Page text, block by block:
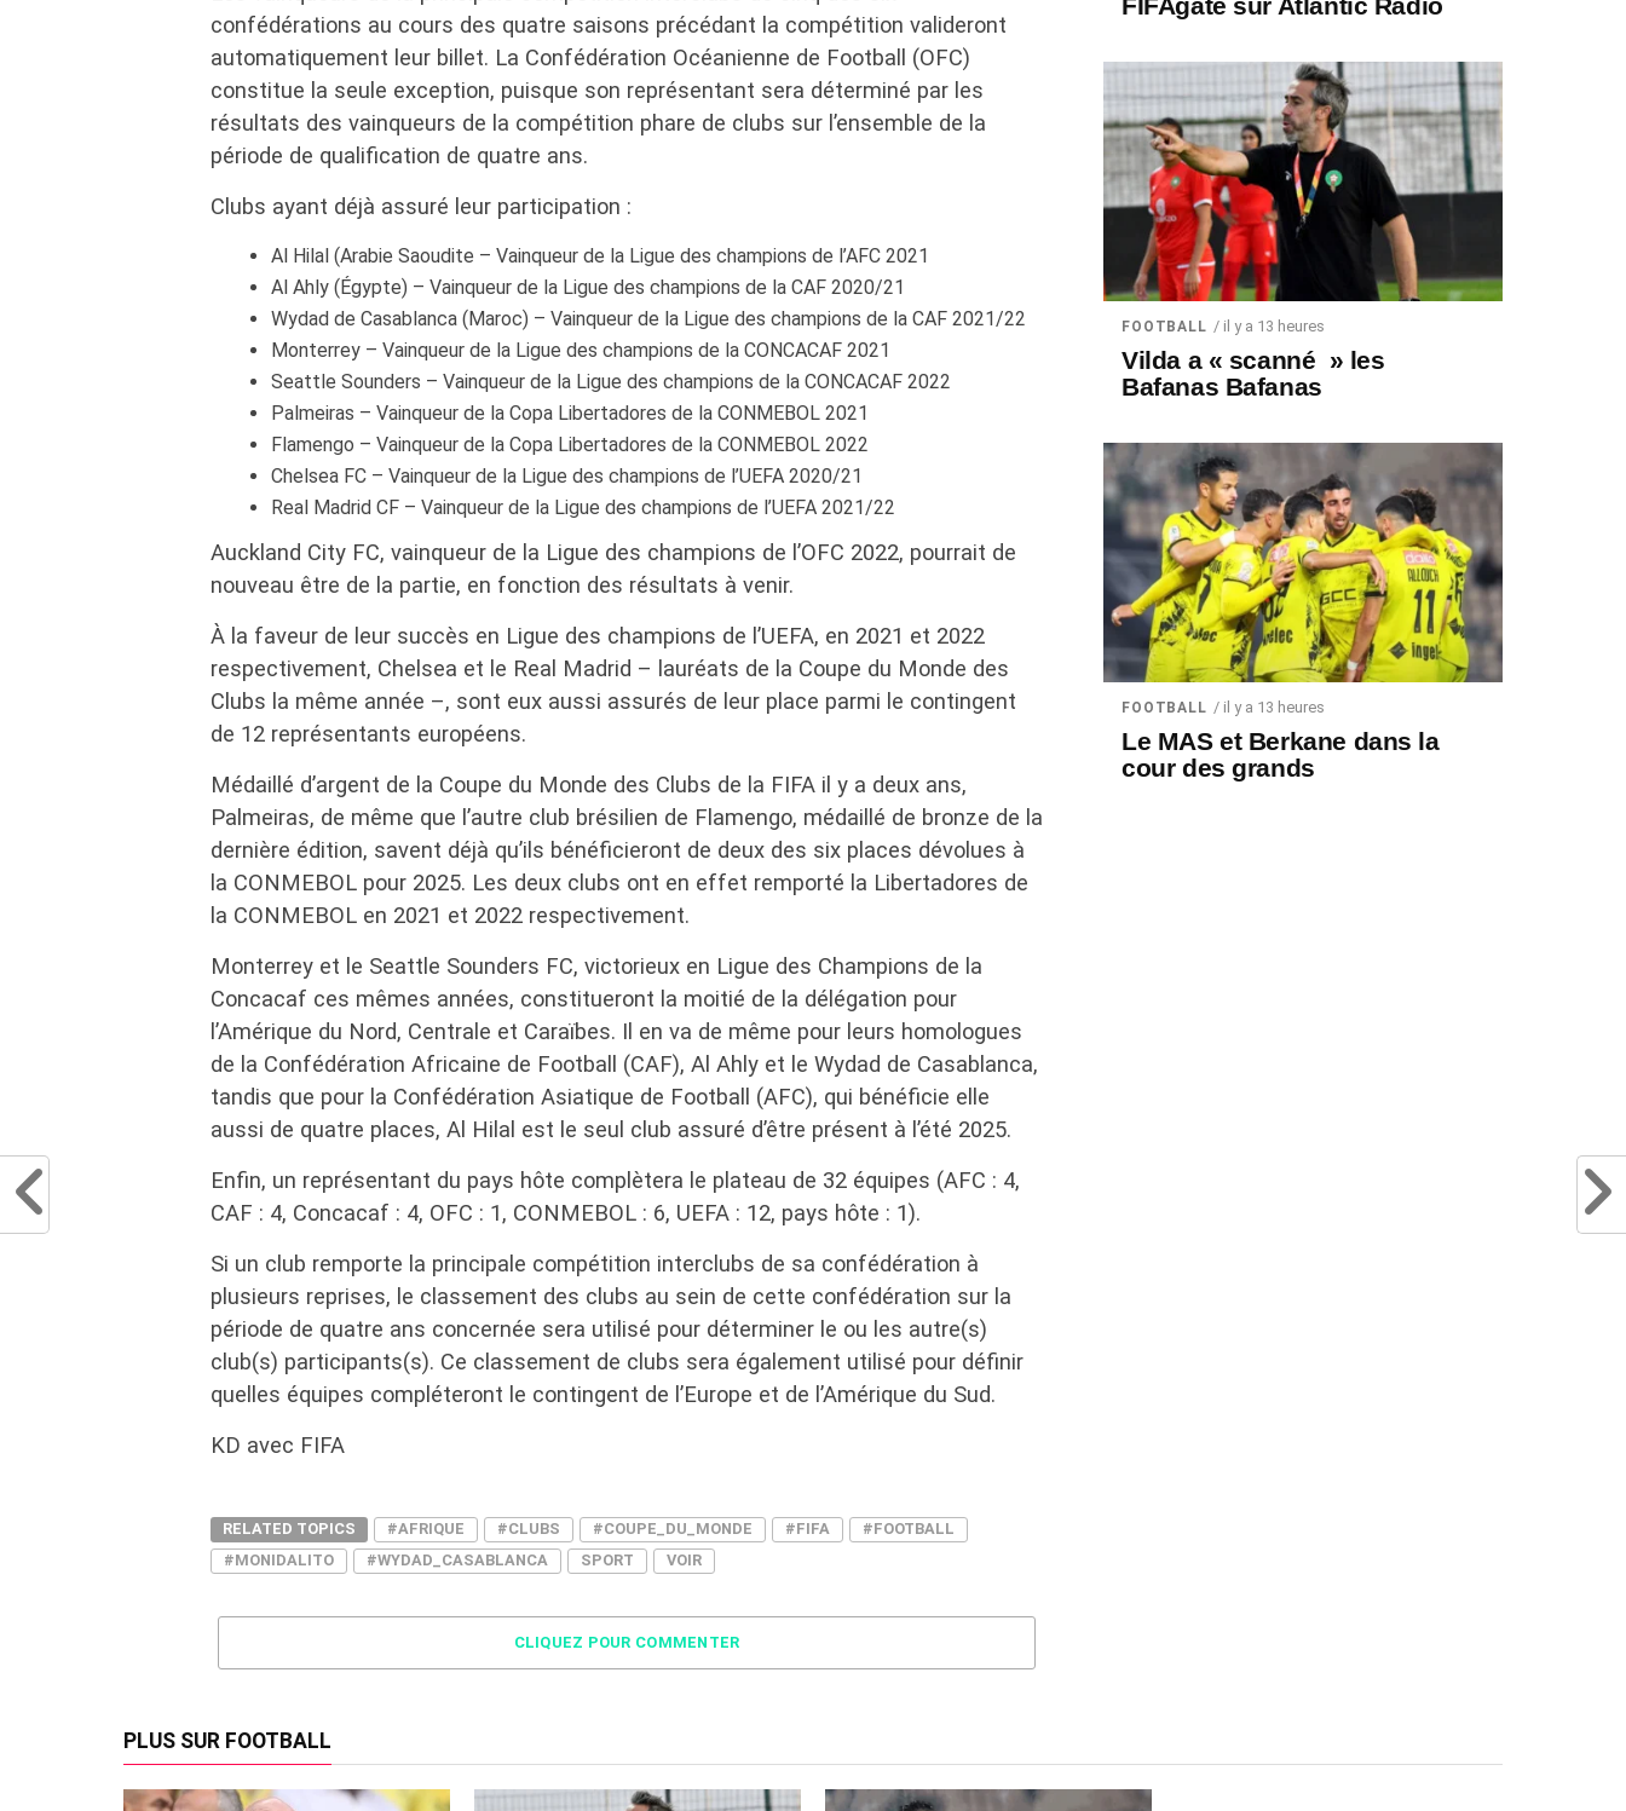
confédérations au cours des quatre saisons précédant la compétition valideront
automatiquement leur billet. La Confédération Océanienne de Football (OFC)
constitue la seule exception, puisque son représentant sera déterminé par les
résultats des vainqueurs de la compétition phare de clubs sur l’ensemble de la
période de qualification de quatre ans.
Clubs ayant déjà assuré leur participation :
Al Hilal (Arabie Saoudite – Vainqueur de la Ligue des champions de l’AFC 2021
Al Ahly (Égypte) – Vainqueur de la Ligue des champions de la CAF 2020/21
Wydad de Casablanca (Maroc) – Vainqueur de la Ligue des champions de la CAF 2021/22
Monterrey – Vainqueur de la Ligue des champions de la CONCACAF 2021
Seattle Sounders – Vainqueur de la Ligue des champions de la CONCACAF 2022
Palmeiras – Vainqueur de la Copa Libertadores de la CONMEBOL 2021
Flamengo – Vainqueur de la Copa Libertadores de la CONMEBOL 2022
Chelsea FC – Vainqueur de la Ligue des champions de l’UEFA 2020/21
Real Madrid CF – Vainqueur de la Ligue des champions de l’UEFA 2021/22
Auckland City FC, vainqueur de la Ligue des champions de l’OFC 2022, pourrait de
nouveau être de la partie, en fonction des résultats à venir.
À la faveur de leur succès en Ligue des champions de l’UEFA, en 2021 et 2022
respectivement, Chelsea et le Real Madrid – lauréats de la Coupe du Monde des
Clubs la même année –, sont eux aussi assurés de leur place parmi le contingent
de 12 représentants européens.
Médaillé d’argent de la Coupe du Monde des Clubs de la FIFA il y a deux ans,
Palmeiras, de même que l’autre club brésilien de Flamengo, médaillé de bronze de la
dernière édition, savent déjà qu’ils bénéficieront de deux des six places dévolues à
la CONMEBOL pour 2025. Les deux clubs ont en effet remporté la Libertadores de
la CONMEBOL en 2021 et 2022 respectivement.
Monterrey et le Seattle Sounders FC, victorieux en Ligue des Champions de la
Concacaf ces mêmes années, constitueront la moitié de la délégation pour
l’Amérique du Nord, Centrale et Caraïbes. Il en va de même pour leurs homologues
de la Confédération Africaine de Football (CAF), Al Ahly et le Wydad de Casablanca,
tandis que pour la Confédération Asiatique de Football (AFC), qui bénéficie elle
aussi de quatre places, Al Hilal est le seul club assuré d’être présent à l’été 2025.
Enfin, un représentant du pays hôte complètera le plateau de 32 équipes (AFC : 4,
CAF : 4, Concacaf : 4, OFC : 1, CONMEBOL : 6, UEFA : 12, pays hôte : 1).
Si un club remporte la principale compétition interclubs de sa confédération à
plusieurs reprises, le classement des clubs au sein de cette confédération sur la
période de quatre ans concernée sera utilisé pour déterminer le ou les autre(s)
club(s) participants(s). Ce classement de clubs sera également utilisé pour définir
quelles équipes compléteront le contingent de l’Europe et de l’Amérique du Sud.
KD avec FIFA
RELATED TOPICS #AFRIQUE #CLUBS #COUPE_DU_MONDE #FIFA
#FOOTBALL
#MONIDALITO
#WYDAD_CASABLANCA SPORT VOIR
CLIQUEZ POUR COMMENTER
FOOTBALL / il y a 13 heures
Vilda a « scanné » les
Bafanas Bafanas
FOOTBALL / il y a 13 heures
Le MAS et Berkane dans la
cour des grands
PLUS SUR FOOTBALL